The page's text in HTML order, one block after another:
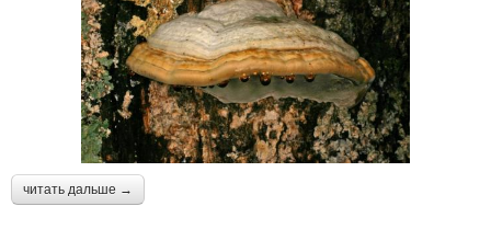
читать дальше →